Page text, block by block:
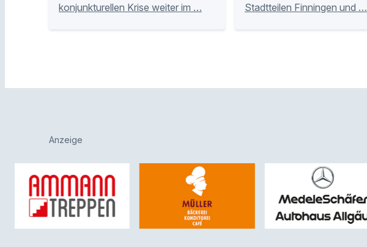
konjunkturellen Krise weiter im …
Stadtteilen Finningen und …
Anzeige